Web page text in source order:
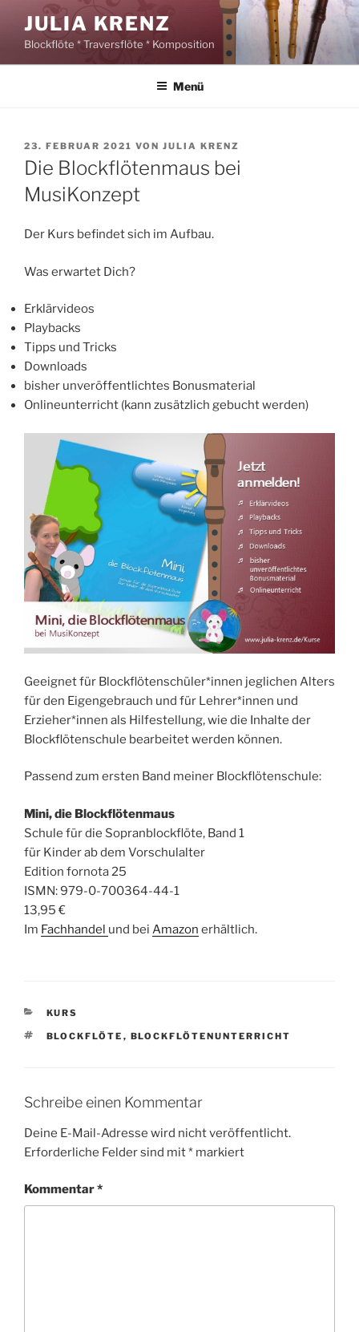
Inhalt
springen
JULIA KRENZ
Blockflöte * Traversflöte * Komposition
Menü
VERÖFFENTLICHT
AM
23. FEBRUAR 2021 VON JULIA KRENZ
Die Blockflötenmaus bei
MusiKonzept
Der Kurs befindet sich im Aufbau.
Was erwartet Dich?
Erklärvideos
Playbacks
Tipps und Tricks
Downloads
bisher unveröffentlichtes Bonusmaterial
Onlineunterricht (kann zusätzlich gebucht werden)
Geeignet für Blockflötenschüler*innen jeglichen Alters
für den Eigengebrauch und für Lehrer*innen und
Erzieher*innen als Hilfestellung, wie die Inhalte der
Blockflötenschule bearbeitet werden können.
Passend zum ersten Band meiner Blockflötenschule:
Mini, die Blockflötenmaus
Schule für die Sopranblockflöte, Band 1
für Kinder ab dem Vorschulalter
Edition fornota 25
ISMN: 979-0-700364-44-1
13,95 €
Im Fachhandel und bei Amazon erhältlich.
KATEGORIEN
KURS
SCHLAGWÖRTER
BLOCKFLÖTE , BLOCKFLÖTENUNTERRICHT
Schreibe einen Kommentar
Deine E-Mail-Adresse wird nicht veröffentlicht.
Erforderliche Felder sind mit* markiert
Kommentar*